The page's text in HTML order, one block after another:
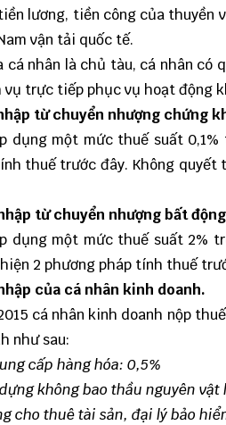
lương, tiền công của thuyền
vận tải quốc tế.
cá nhân là chủ tàu, cá nhân có
vụ trực tiếp phục vụ hoạt động
từ chuyển nhượng chứng
dụng một mức thuế suất
thuế trước đây. Không
từ chuyển nhượng bất
dụng một mức thuế suất 2%
2 phương pháp tính thuế
của cá nhân kinh doanh.
cá nhân kinh doanh nộp
như sau:
cấp hàng hóa: 0,5%
không bao thầu nguyên vật
cho thuê tài sản, đại lý bảo